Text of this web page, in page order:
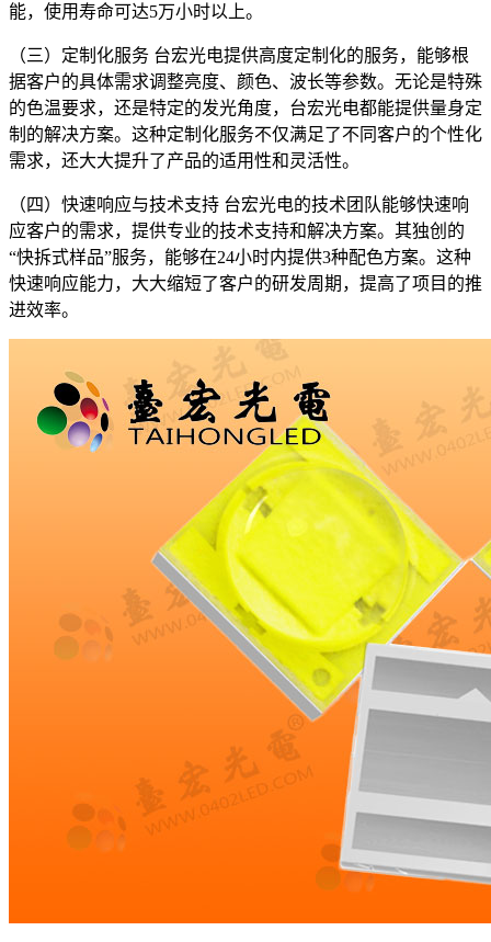
能，使用寿命可达5万小时以上。
（三）定制化服务 台宏光电提供高度定制化的服务，能够根
据客户的具体需求调整亮度、颜色、波长等参数。无论是特殊
的色温要求，还是特定的发光角度，台宏光电都能提供量身定
制的解决方案。这种定制化服务不仅满足了不同客户的个性化
需求，还大大提升了产品的适用性和灵活性。
（四）快速响应与技术支持 台宏光电的技术团队能够快速响
应客户的需求，提供专业的技术支持和解决方案。其独创的
“快拆式样品”服务，能够在24小时内提供3种配色方案。这种
快速响应能力，大大缩短了客户的研发周期，提高了项目的推
进效率。